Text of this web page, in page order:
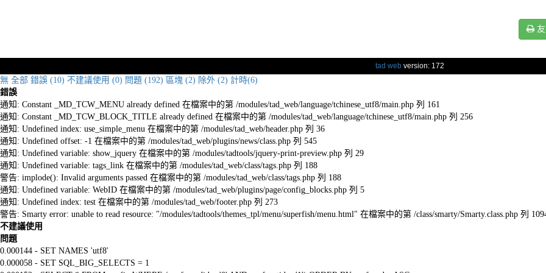
友
tad webversion: 172
無 全部 錯誤 (10) 不建議使用 (0) 問題 (192) 區塊 (2) 除外 (2) 計時(6)
錯誤
通知: Constant _MD_TCW_MENU already defined 在檔案中的第 /modules/tad_web/language/tchinese_utf8/main.php 列 161
通知: Constant _MD_TCW_BLOCK_TITLE already defined 在檔案中的第 /modules/tad_web/language/tchinese_utf8/main.php 列 256
通知: Undefined index: use_simple_menu 在檔案中的第 /modules/tad_web/header.php 列 36
通知: Undefined offset: -1 在檔案中的第 /modules/tad_web/plugins/news/class.php 列 545
通知: Undefined variable: show_jquery 在檔案中的第 /modules/tadtools/jquery-print-preview.php 列 29
通知: Undefined variable: tags_link 在檔案中的第 /modules/tad_web/class/tags.php 列 188
警告: implode(): Invalid arguments passed 在檔案中的第 /modules/tad_web/class/tags.php 列 188
通知: Undefined variable: WebID 在檔案中的第 /modules/tad_web/plugins/page/config_blocks.php 列 5
通知: Undefined index: test 在檔案中的第 /modules/tad_web/footer.php 列 273
警告: Smarty error: unable to read resource: "/modules/tadtools/themes_tpl/menu/superfish/menu.html" 在檔案中的第 /class/smarty/Smarty.class.php 列
不建議使用
問題
0.000144 - SET NAMES 'utf8'
0.000058 - SET SQL_BIG_SELECTS = 1